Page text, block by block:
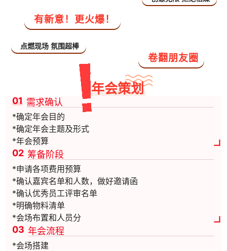
有新意！更火爆！
点燃现场 氛围超棒
卷翻朋友圈
年会策划
01 需求确认
*确定年会目的
*确定年会主题及形式
*年会预算
02 筹备阶段
*申请各项费用预算
*确认嘉宾名单和人数，做好邀请函
*确认优秀员工评审名单
*明确物料清单
*会场布置和人员分
03 年会流程
*会场搭建